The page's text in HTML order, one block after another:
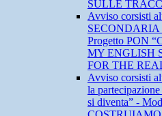
SULLE
Avviso corsisti
SECONDARIA
Progetto PON
MY ENGLISH
FOR THE
Avviso corsisti
la
si diventa” -